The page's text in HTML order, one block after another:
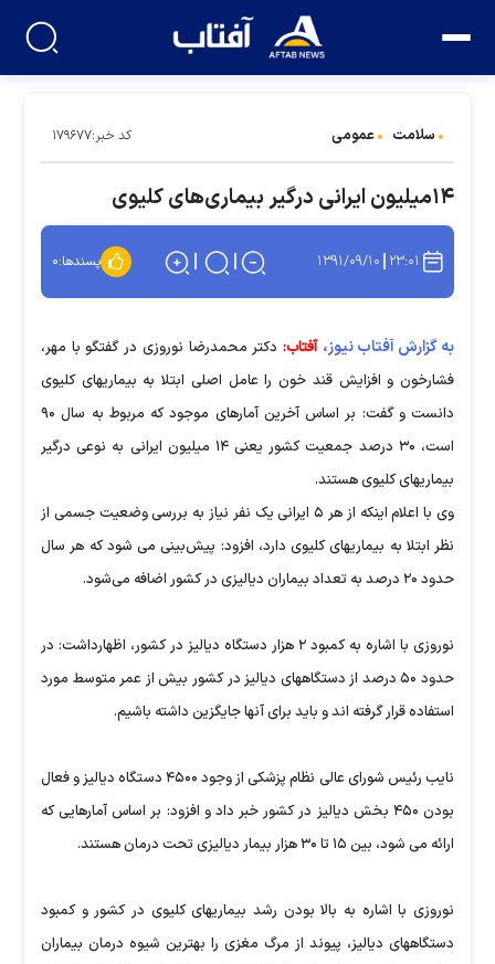
سلامت عمومی کد خبر:۱۷۹۶۷۷
۱۴میلیون ایرانی درگیر بیماری‌های کلیوی
۲۳:۰۱ ۱۳۹۱/۰۹/۱۰ پسندها:۰
به گزارش آفتاب نیوز، آفتاب: دکتر محمدرضا نوروزی در گفتگو با مهر،
فشارخون و افزایش قند خون را عامل اصلی ابتلا به بیماریهای کلیوی
دانست و گفت: بر اساس آخرین آمارهای موجود که مربوط به سال ۹۰
است، ۳۰ درصد جمعیت کشور یعنی ۱۴ میلیون ایرانی به نوعی درگیر
بیماریهای کلیوی هستند.
وی با اعلام اینکه از هر ۵ ایرانی یک نفر نیاز به بررسی وضعیت جسمی از
نظر ابتلا به بیماریهای کلیوی دارد، افزود: پیش‌بینی می شود که هر سال
حدود ۲۰ درصد به تعداد بیماران دیالیزی در کشور اضافه می‌شود.
نوروزی با اشاره به کمبود ۲ هزار دستگاه دیالیز در کشور، اظهارداشت: در
حدود ۵۰ درصد از دستگاههای دیالیز در کشور بیش از عمر متوسط مورد
استفاده قرار گرفته اند و باید برای آنها جایگزین داشته باشیم.
نایب رئیس شورای عالی نظام پزشکی از وجود ۴۵۰۰ دستگاه دیالیز و فعال
بودن ۴۵۰ بخش دیالیز در کشور خبر داد و افزود: بر اساس آمارهایی که
ارائه می شود، بین ۱۵ تا ۳۰ هزار بیمار دیالیزی تحت درمان هستند.
نوروزی با اشاره به بالا بودن رشد بیماریهای کلیوی در کشور و کمبود
دستگاههای دیالیز، پیوند از مرگ مغزی را بهترین شیوه درمان بیماران